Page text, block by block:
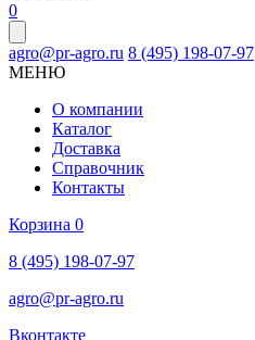
0
agro@pr-agro.ru 8 (495) 198-07-97
МЕНЮ
О компании
Каталог
Доставка
Справочник
Контакты
Корзина 0
8 (495) 198-07-97
agro@pr-agro.ru
Вконтакте